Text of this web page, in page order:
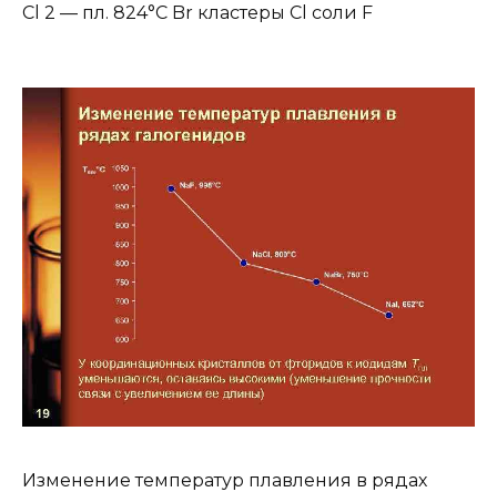
Cl 2 — пл. 824°С Br кластеры Cl соли F
Изменение температур плавления в рядах